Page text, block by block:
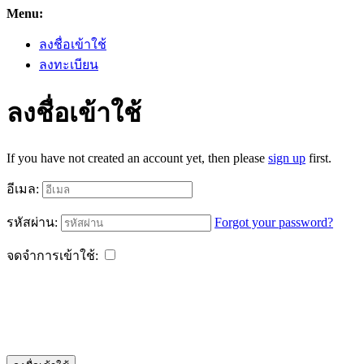
Menu:
ลงชื่อเข้าใช้
ลงทะเบียน
ลงชื่อเข้าใช้
If you have not created an account yet, then please sign up first.
อีเมล:
รหัสผ่าน: Forgot your password?
จดจำการเข้าใช้: